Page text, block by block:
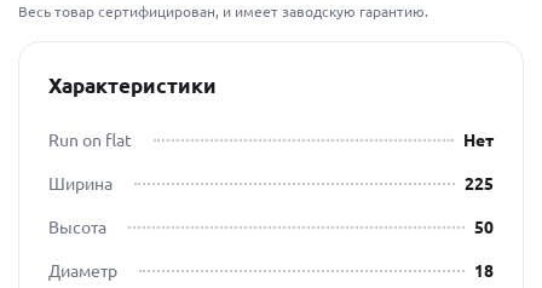
Весь товар сертифицирован, и имеет заводскую гарантию.
Характеристики
Run on flat
Нет
Ширина
225
Высота
50
Диаметр
18